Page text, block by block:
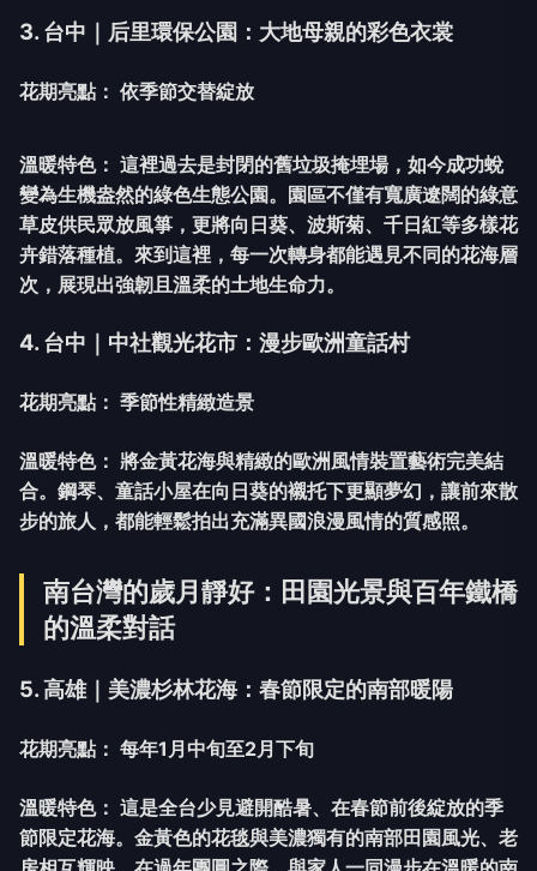
3. 台中｜后里環保公園：大地母親的彩色衣裳
花期亮點： 依季節交替綻放
溫暖特色： 這裡過去是封閉的舊垃圾掩埋場，如今成功蛻
變為生機盎然的綠色生態公園。園區不僅有寬廣遼闊的綠意
草皮供民眾放風箏，更將向日葵、波斯菊、千日紅等多樣花
卉錯落種植。來到這裡，每一次轉身都能遇見不同的花海層
次，展現出強韌且溫柔的土地生命力。
4. 台中｜中社觀光花市：漫步歐洲童話村
花期亮點： 季節性精緻造景
溫暖特色： 將金黃花海與精緻的歐洲風情裝置藝術完美結
合。鋼琴、童話小屋在向日葵的襯托下更顯夢幻，讓前來散
步的旅人，都能輕鬆拍出充滿異國浪漫風情的質感照。
南台灣的歲月靜好：田園光景與百年鐵橋
的溫柔對話
5. 高雄｜美濃杉林花海：春節限定的南部暖陽
花期亮點： 每年1月中旬至2月下旬
溫暖特色： 這是全台少見避開酷暑、在春節前後綻放的季
節限定花海。金黃色的花毯與美濃獨有的南部田園風光、老